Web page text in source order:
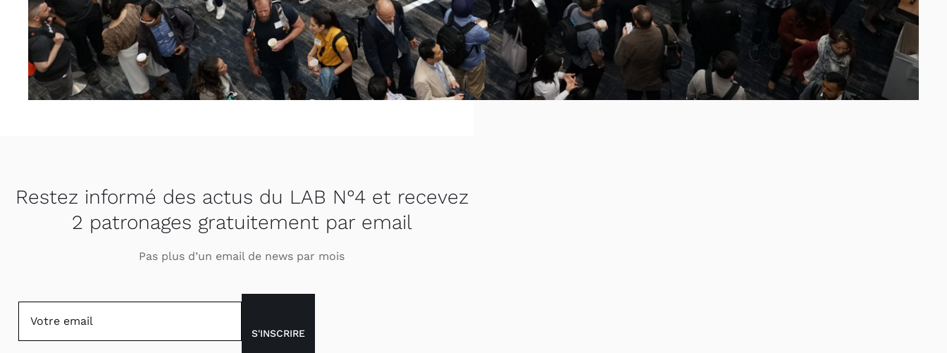
Restez informé des actus du LAB N°4 et recevez
2 patronages gratuitement par email
Pas plus d’un email de news par mois
S'INSCRIRE